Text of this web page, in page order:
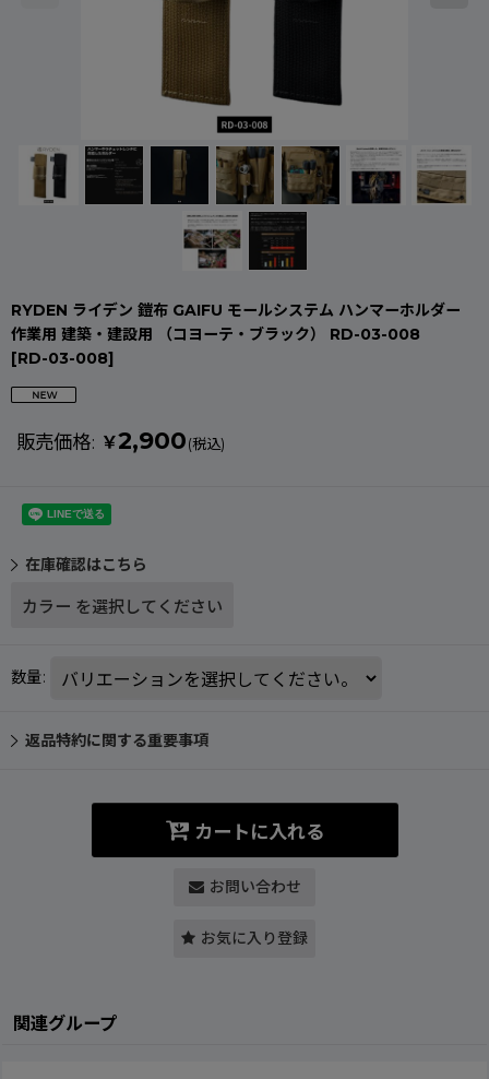
RYDEN ライデン 鎧布 GAIFU モールシステム ハンマーホルダー
作業用 建築・建設用 （コヨーテ・ブラック） RD-03-008
[RD-03-008]
販売価格: ￥2,900(税込)
在庫確認はこちら
カラー を選択してください
数量:
返品特約に関する重要事項
カートに入れる
お問い合わせ
お気に入り登録
関連グループ